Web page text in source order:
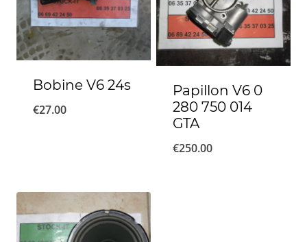
Bobine V6 24s
€27.00
Papillon V6 0
280 750 014
GTA
€250.00